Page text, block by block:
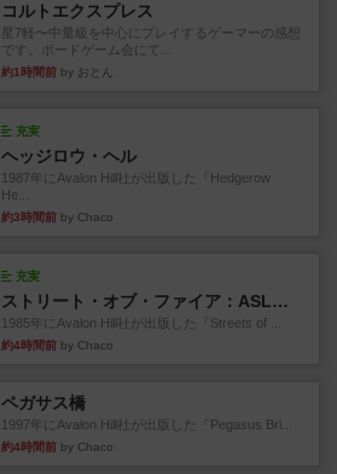
コルトエクスプレス
星7軽〜中量級を中心にプレイするゲーマーの感想
です。ボードゲーム会にて...
約1時間前 by おとん
充実
ヘッジロウ・ヘル
1987年にAvalon Hill社が出版した『Hedgerow
He...
約3時間前 by Chaco
充実
ストリート・オブ・ファイア：ASLデラックスモジュール1
1985年にAvalon Hill社が出版した『Streets of ...
約4時間前 by Chaco
ペガサス橋
1997年にAvalon Hill社が出版した『Pegasus Bri...
約4時間前 by Chaco